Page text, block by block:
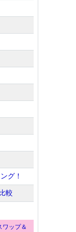
グ！
較
ワップ＆